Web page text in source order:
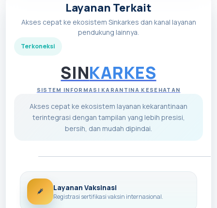
Layanan Terkait
Akses cepat ke ekosistem Sinkarkes dan kanal layanan
pendukung lainnya.
Terkoneksi
SINKARKES
SISTEM INFORMASI KARANTINA KESEHATAN
Akses cepat ke ekosistem layanan kekarantinaan
terintegrasi dengan tampilan yang lebih presisi,
bersih, dan mudah dipindai.
Layanan Vaksinasi
Registrasi sertifikasi vaksin internasional.